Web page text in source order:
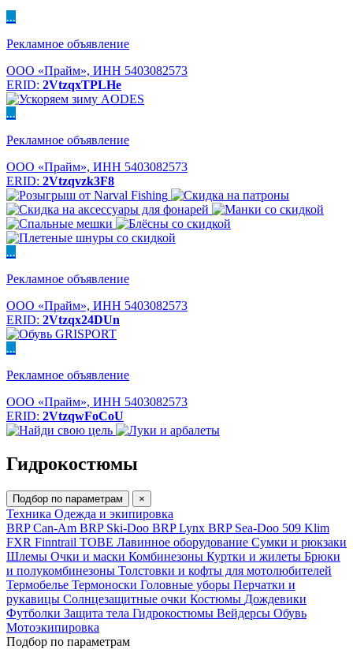
...
Рекламное объявление
ООО «Прайм», ИНН 5403082573
ERID: 2VtzqxTPLHe
...
Рекламное объявление
ООО «Прайм», ИНН 5403082573
ERID: 2Vtzqvzk3F8
...
Рекламное объявление
ООО «Прайм», ИНН 5403082573
ERID: 2Vtzqx24DUn
...
Рекламное объявление
ООО «Прайм», ИНН 5403082573
ERID: 2VtzqwFoCoU
Гидрокостюмы
Подбор по параметрам ×
Техника Одежда и экипировка
BRP Can-Am BRP Ski-Doo BRP Lynx BRP Sea-Doo 509 Klim
FXR Finntrail TOBE Лавинное оборудование Сумки и рюкзаки
Шлемы Очки и маски Комбинезоны Куртки и жилеты Брюки
и полукомбинезоны Толстовки и кофты для мотолюбителей
Термобелье Термоноски Головные уборы Перчатки и
рукавицы Солнцезащитные очки Костюмы Дождевики
Футболки Защита тела Гидрокостюмы Вейдерсы Обувь
Мотоэкипировка
Подбор по параметрам